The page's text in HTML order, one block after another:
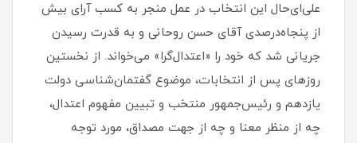
علی‌ای‌حال این انتخاب در عمل منجر به کسب آرای بیش
از پنجاه‌درصدی آقای حسن روحانی و به قدرت رسیدن
جریانی شد که خود را «اعتدال‌گرا» می‌خواند. از نخستین
روزهای پس از انتخابات، موضوع گفتمان‌شناسی دولت
یازدهم و رئیس‌جمهور منتخب و تبیین مفهوم اعتدال،
چه از منظر معنا و چه از جهت مصداق، مورد توجه